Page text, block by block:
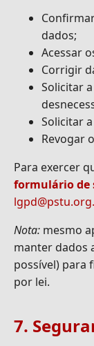
dados;
Acessar
Corrigir
Solicitar
Solicitar
Revogar
Para exercer
formulário de
Nota: mesmo
manter dados
possível) para
por lei.
7.